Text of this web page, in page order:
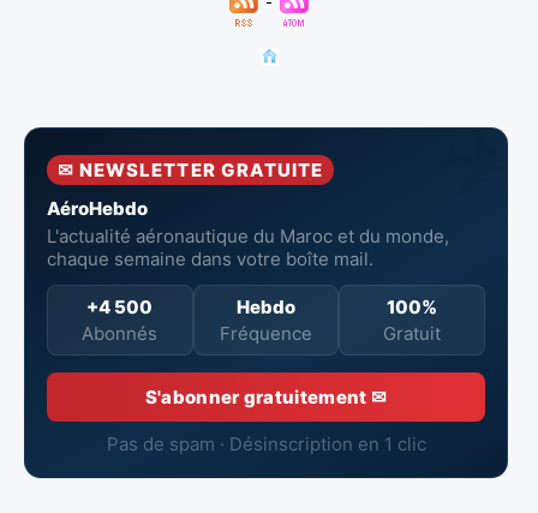
✉ NEWSLETTER GRATUITE
AéroHebdo
L'actualité aéronautique du Maroc et du monde,
chaque semaine dans votre boîte mail.
+4 500
Abonnés
Hebdo
Fréquence
100%
Gratuit
S'abonner gratuitement ✉
Pas de spam · Désinscription en 1 clic